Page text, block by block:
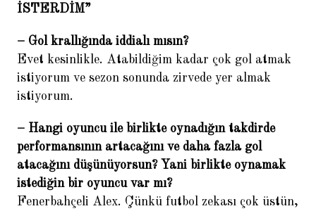
İSTERDİM”
– Gol krallığında iddialı mısın?
Evet kesinlikle. Atabildiğim kadar çok gol atmak
istiyorum ve sezon sonunda zirvede yer almak
istiyorum.
– Hangi oyuncu ile birlikte oynadığın takdirde
performansının artacağını ve daha fazla gol
atacağını düşünüyorsun? Yani birlikte oynamak
istediğin bir oyuncu var mı?
Fenerbahçeli Alex. Çünkü futbol zekası çok üstün,